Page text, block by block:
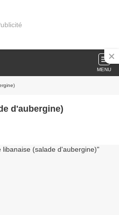
MENU
d'aubergine)